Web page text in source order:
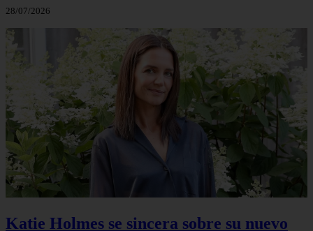
28/07/2026
Katie Holmes se sincera sobre su nuevo